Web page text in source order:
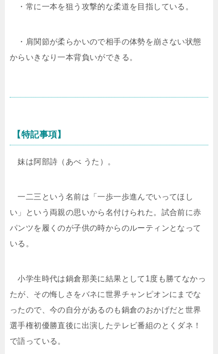
・常に一本を狙う攻撃的な柔道を目指している。
・肩関節が柔らかいので相手の体勢を崩さない状態
からいきなり一本背負いができる。
【特記事項】
妹は阿部詩（あべ うた） 。
一二三という名前は「一歩一歩進んでいってほし
い」という両親の思いから名付けられた 。試合前に赤
パンツを履くのが子供の時からのルーティンとなって
いる。
小学生時代は鍋倉那美に結果として1度も勝てなかっ
たが、その悔しさをバネに世界チャンピオンにまでな
ったので、今の自分があるのも鍋倉のおかげだと世界
選手権初優勝直後に出演したテレビ番組のとくダネ！
で語っている。